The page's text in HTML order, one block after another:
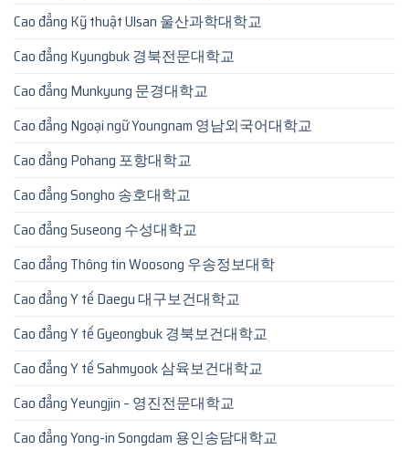
Cao đẳng Kỹ thuật Ulsan 울산과학대학교
Cao đẳng Kyungbuk 경북전문대학교
Cao đẳng Munkyung 문경대학교
Cao đẳng Ngoại ngữ Youngnam 영남외국어대학교
Cao đẳng Pohang 포항대학교
Cao đẳng Songho 송호대학교
Cao đẳng Suseong 수성대학교
Cao đẳng Thông tin Woosong 우송정보대학
Cao đẳng Y tế Daegu 대구보건대학교
Cao đẳng Y tế Gyeongbuk 경북보건대학교
Cao đẳng Y tế Sahmyook 삼육보건대학교
Cao đẳng Yeungjin – 영진전문대학교
Cao đẳng Yong-in Songdam 용인송담대학교